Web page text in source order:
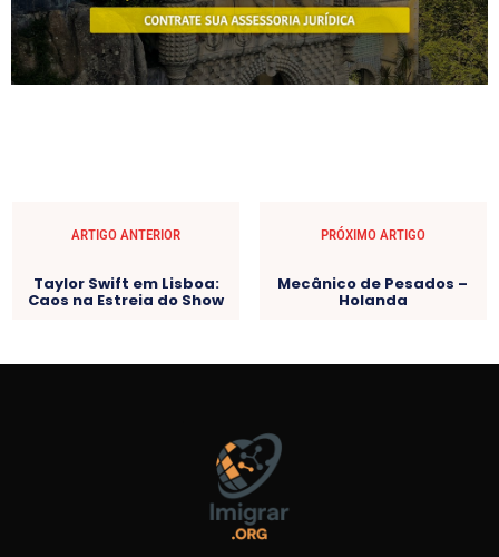
ARTIGO ANTERIOR
Taylor Swift em Lisboa:
Caos na Estreia do Show
PRÓXIMO ARTIGO
Mecânico de Pesados –
Holanda